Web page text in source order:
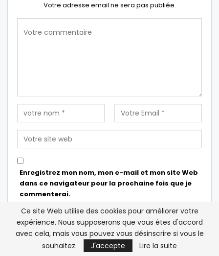
Votre adresse email ne sera pas publiée.
Enregistrez mon nom, mon e-mail et mon site Web
dans ce navigateur pour la prochaine fois que je
commenterai.
Ce site Web utilise des cookies pour améliorer votre
expérience. Nous supposerons que vous êtes d'accord
avec cela, mais vous pouvez vous désinscrire si vous le
souhaitez.
J'accepte Lire la suite